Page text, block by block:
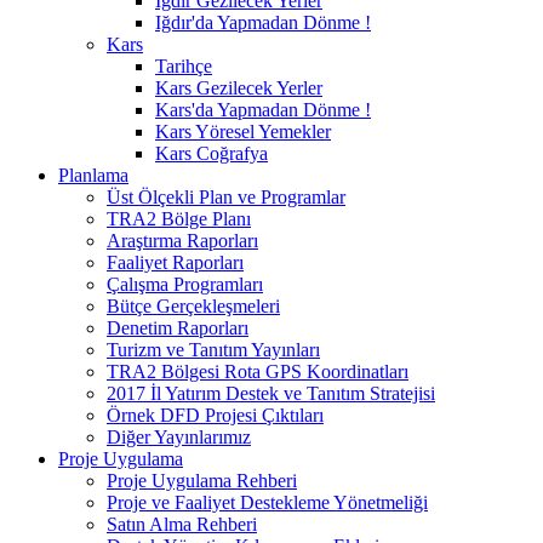
Iğdır'da Yapmadan Dönme !
Kars
Tarihçe
Kars Gezilecek Yerler
Kars'da Yapmadan Dönme !
Kars Yöresel Yemekler
Kars Coğrafya
Planlama
Üst Ölçekli Plan ve Programlar
TRA2 Bölge Planı
Araştırma Raporları
Faaliyet Raporları
Çalışma Programları
Bütçe Gerçekleşmeleri
Denetim Raporları
Turizm ve Tanıtım Yayınları
TRA2 Bölgesi Rota GPS Koordinatları
2017 İl Yatırım Destek ve Tanıtım Stratejisi
Örnek DFD Projesi Çıktıları
Diğer Yayınlarımız
Proje Uygulama
Proje Uygulama Rehberi
Proje ve Faaliyet Destekleme Yönetmeliği
Satın Alma Rehberi